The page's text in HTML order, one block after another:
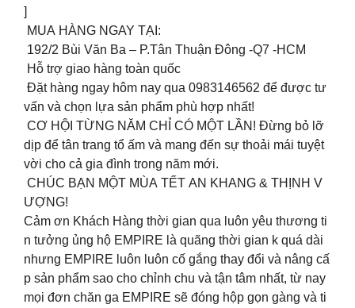
]
MUA HÀNG NGAY TẠI:
192/2 Bùi Văn Ba – P.Tân Thuận Đông -Q7 -HCM
Hỗ trợ giao hàng toàn quốc
Đặt hàng ngay hôm nay qua 0983146562 để được tư
vấn và chọn lựa sản phẩm phù hợp nhất!
CƠ HỘI TỪNG NĂM CHỈ CÓ MỘT LẦN! Đừng bỏ lỡ
dịp để tân trang tổ ấm và mang đến sự thoải mái tuyệt
vời cho cả gia đình trong năm mới.
CHÚC BẠN MỘT MÙA TẾT AN KHANG & THỊNH V
ƯỢNG!
Cảm ơn Khách Hàng thời gian qua luôn yêu thương ti
n tưởng ủng hộ EMPIRE là quãng thời gian k quá dài
nhưng EMPIRE luôn luôn cố gắng thay đổi và nâng cấ
p sản phẩm sao cho chỉnh chu và tận tâm nhất, từ nay
mọi đơn chăn ga EMPIRE sẽ đóng hộp gọn gàng và ti